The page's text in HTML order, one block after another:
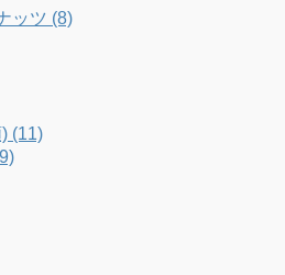
u
C
ッツ (8)
(11)